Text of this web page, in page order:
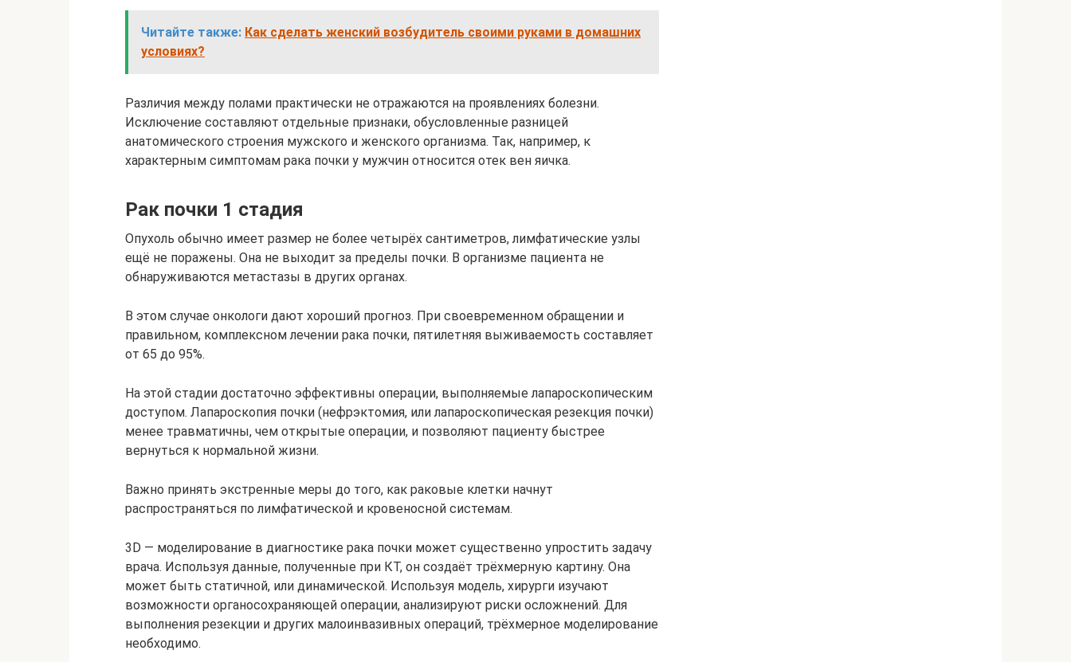
Читайте также: Как сделать женский возбудитель своими руками в домашних
условиях?
Различия между полами практически не отражаются на проявлениях болезни.
Исключение составляют отдельные признаки, обусловленные разницей
анатомического строения мужского и женского организма. Так, например, к
характерным симптомам рака почки у мужчин относится отек вен яичка.
Рак почки 1 стадия
Опухоль обычно имеет размер не более четырёх сантиметров, лимфатические узлы
ещё не поражены. Она не выходит за пределы почки. В организме пациента не
обнаруживаются метастазы в других органах.
В этом случае онкологи дают хороший прогноз. При своевременном обращении и
правильном, комплексном лечении рака почки, пятилетняя выживаемость составляет
от 65 до 95%.
На этой стадии достаточно эффективны операции, выполняемые лапароскопическим
доступом. Лапароскопия почки (нефрэктомия, или лапароскопическая резекция почки)
менее травматичны, чем открытые операции, и позволяют пациенту быстрее
вернуться к нормальной жизни.
Важно принять экстренные меры до того, как раковые клетки начнут
распространяться по лимфатической и кровеносной системам.
3D — моделирование в диагностике рака почки может существенно упростить задачу
врача. Используя данные, полученные при КТ, он создаёт трёхмерную картину. Она
может быть статичной, или динамической. Используя модель, хирурги изучают
возможности органосохраняющей операции, анализируют риски осложнений. Для
выполнения резекции и других малоинвазивных операций, трёхмерное моделирование
необходимо.